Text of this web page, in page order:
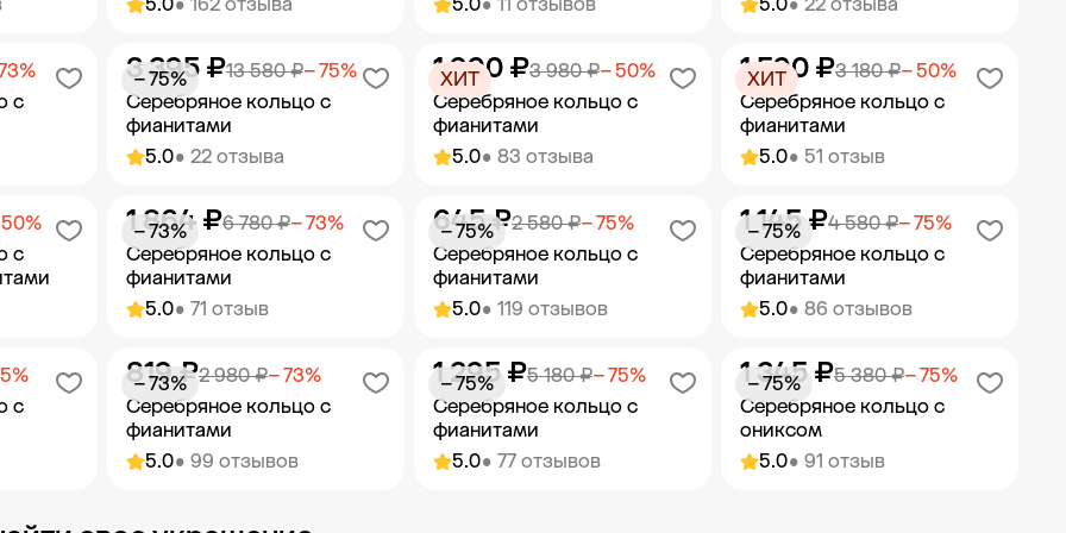
Добавить в корзину Добавить в корзину Добавить в корзину
с
5.0• 22 отзыва
Серебряное кольцо с
фианитами
13 580 ₽− 75%
3 395 ₽
− 75%
Добавить в корзину
5.0• 83 отзыва
Серебряное кольцо с
фианитами
3 980 ₽− 50%
1 990 ₽
ХИТ
Добавить в корзину
5.0• 51 отзыв
Серебряное кольцо с
фианитами
3 180 ₽− 50%
1 590 ₽
ХИТ
Добавить в корзину
с
5.0• 71 отзыв
Серебряное кольцо с
фианитами
6 780 ₽− 73%
1 864 ₽
− 73%
Добавить в корзину
5.0• 119 отзывов
Серебряное кольцо с
фианитами
2 580 ₽− 75%
645 ₽
− 75%
Добавить в корзину
5.0• 86 отзывов
Серебряное кольцо с
фианитами
4 580 ₽− 75%
1 145 ₽
− 75%
Добавить в корзину
с
5.0• 99 отзывов
Серебряное кольцо с
фианитами
2 980 ₽− 73%
819 ₽
− 73%
Добавить в корзину
5.0• 77 отзывов
Серебряное кольцо с
фианитами
5 180 ₽− 75%
1 295 ₽
− 75%
5.0• 91 отзыв
Серебряное кольцо с
ониксом
5 380 ₽− 75%
1 345 ₽
− 75%